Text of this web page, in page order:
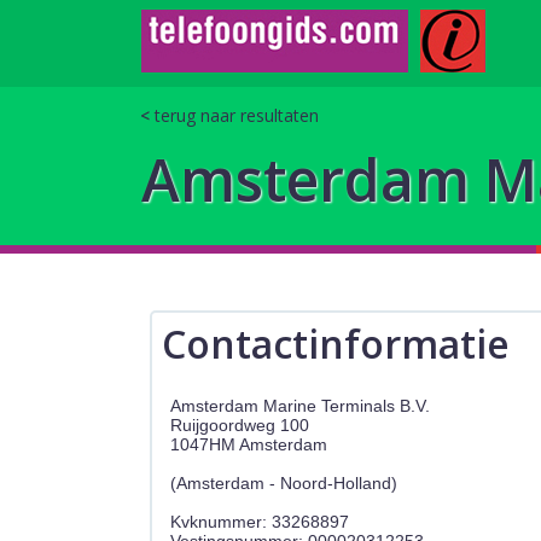
terug naar resultaten
Amsterdam
Contactinformatie
Amsterdam Marine Terminals B.V.
Ruijgoordweg 100
1047HM Amsterdam
(Amsterdam - Noord-Holland)
Kvknummer: 33268897